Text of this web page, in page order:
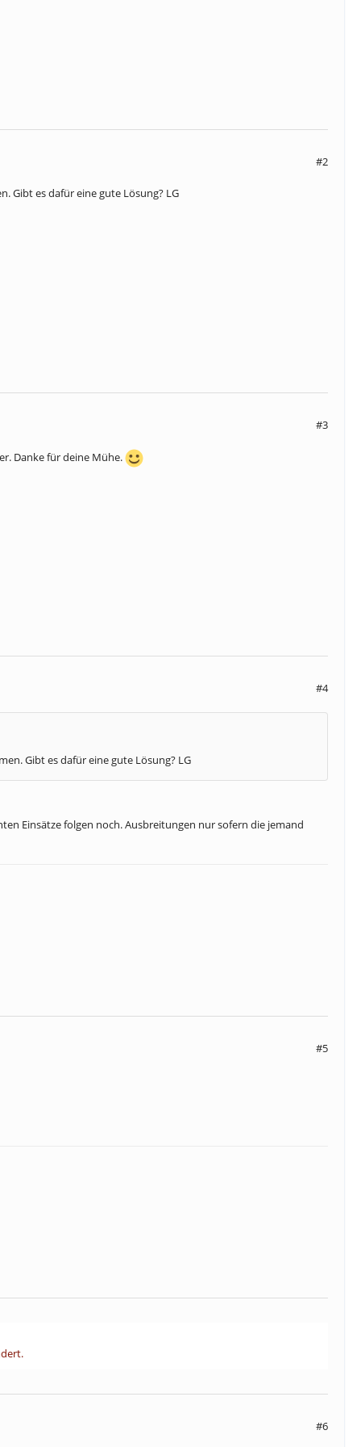
#2
Gibt es dafür eine gute Lösung? LG
#3
Danke für deine Mühe.
#4
Gibt es dafür eine gute Lösung? LG
Einsätze folgen noch. Ausbreitungen nur sofern die jemand
#5
#6